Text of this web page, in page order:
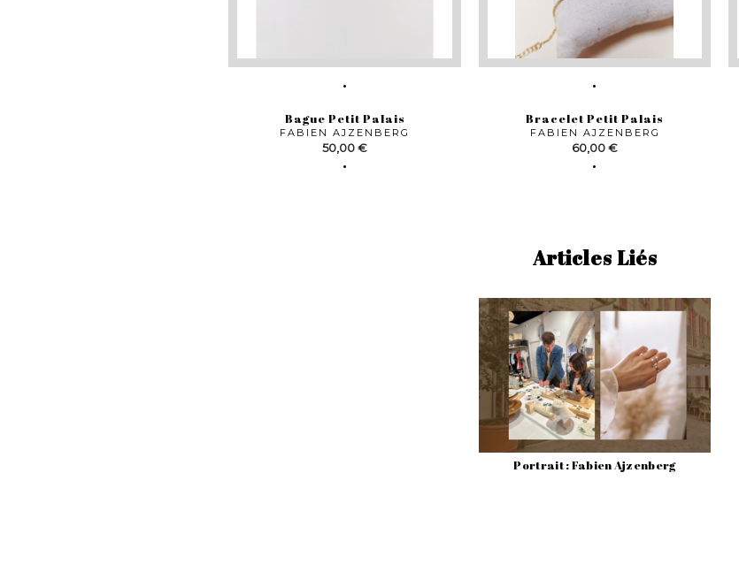
Bague Petit Palais
FABIEN AJZENBERG
Prix
50,00 €
Bracelet Petit Palais
FABIEN AJZENBERG
Prix
60,00 €
Articles Liés
Portrait : Fabien Ajzenberg